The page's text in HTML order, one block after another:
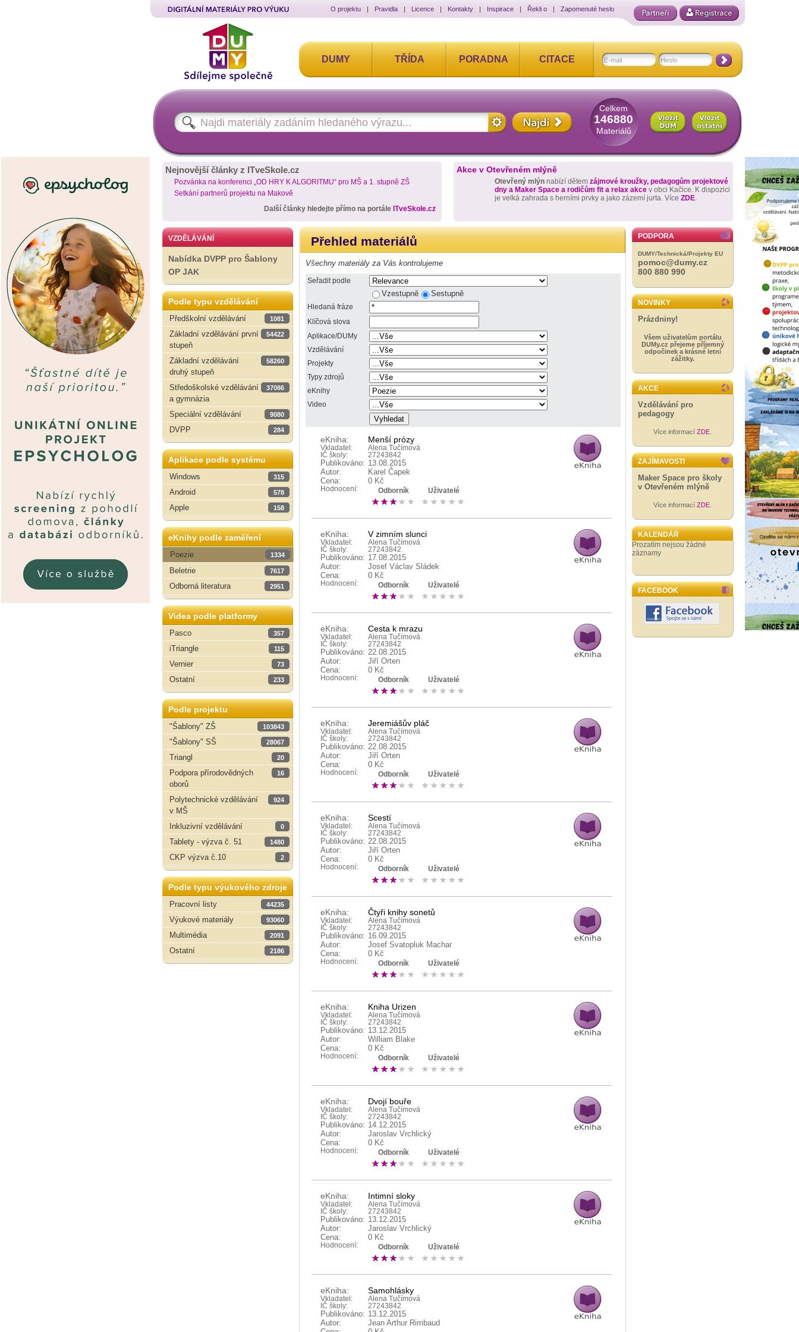
O projektu | Pravidla | Licence | Kontakty | Inspirace | Řekli o | Zapomenuté heslo
DUMY TŘÍDA PORADNA CITACE
Celkem
146880
Materiálů
Nejnovější články z ITveSkole.cz
Pozvánka na konferenci „OD HRY K ALGORITMU“ pro MŠ a 1. stupně ZŠ
Setkání partnerů projektu na Makově
Další články hledejte přímo na portále ITveSkole.cz
Akce v Otevřeném mlýně
Otevřený mlýn nabízí dětem zájmové kroužky, pedagogům projektové
dny a Maker Space a rodičům fit a relax akce v obci Kačice. K dispozici
je velká zahrada s herními prvky a jako zázemí jurta. Více ZDE.
VZDĚLÁVÁNÍ
Nabídka DVPP pro Šablony
OP JAK
Podle typu vzdělávání
Předškolní vzdělávání
1081
Základní vzdělávání první
stupeň
54422
Základní vzdělávání
druhý stupeň
58260
Středoškolské vzdělávání
a gymnázia
37086
Speciální vzdělávání 9080
DVPP 284
Aplikace podle systému
Windows
315
Android 578
Apple 158
eKnihy podle zaměření
Poezie
1334
Beletrie 7617
Odborná literatura 2951
Videa podle platformy
Pasco
357
iTriangle 115
Vernier 73
Ostatní 233
Podle projektu
"Šablony" ZŠ
103843
"Šablony" SŠ 28067
Triangl 20
Podpora přírodovědných
oborů
16
Polytechnické vzdělávání
v MŠ
924
Inkluzivní vzdělávání 0
Tablety - výzva č. 51 1480
CKP výzva č.10 2
Podle typu výukového zdroje
Pracovní listy
44235
Výukové materiály 93060
Multimédia 2091
Ostatní 2186
Přehled materiálů
Všechny materiály za Vás kontrolujeme
Seřadit podle
Vzestupně Sestupně
Hledaná fráze
Klíčová slova
Aplikace/DUMy
Vzdělávání
Projekty
Typy zdrojů
eKnihy
Video
eKniha: Menší prózy
Vkladatel:
Alena Tučímová
IČ školy:
27243842
Publikováno: 13.08.2015
Autor:
Karel Čapek
Cena:
0 Kč
Hodnocení: Odborník Uživatelé
eKniha: V zimním slunci
Vkladatel:
Alena Tučímová
IČ školy:
27243842
Publikováno: 17.08.2015
Autor:
Josef Václav Sládek
Cena:
0 Kč
Hodnocení: Odborník Uživatelé
eKniha: Cesta k mrazu
Vkladatel:
Alena Tučímová
IČ školy:
27243842
Publikováno: 22.08.2015
Autor:
Jiří Orten
Cena:
0 Kč
Hodnocení: Odborník Uživatelé
eKniha: Jeremiášův pláč
Vkladatel:
Alena Tučímová
IČ školy:
27243842
Publikováno: 22.08.2015
Autor:
Jiří Orten
Cena:
0 Kč
Hodnocení: Odborník Uživatelé
eKniha: Scestí
Vkladatel:
Alena Tučímová
IČ školy:
27243842
Publikováno: 22.08.2015
Autor:
Jiří Orten
Cena:
0 Kč
Hodnocení: Odborník Uživatelé
eKniha: Čtyři knihy sonetů
Vkladatel:
Alena Tučímová
IČ školy:
27243842
Publikováno: 16.09.2015
Autor:
Josef Svatopluk Machar
Cena:
0 Kč
Hodnocení: Odborník Uživatelé
eKniha: Kniha Urizen
Vkladatel:
Alena Tučímová
IČ školy:
27243842
Publikováno: 13.12.2015
Autor:
William Blake
Cena:
0 Kč
Hodnocení: Odborník Uživatelé
eKniha: Dvojí bouře
Vkladatel:
Alena Tučímová
IČ školy:
27243842
Publikováno: 14.12.2015
Autor:
Jaroslav Vrchlický
Cena:
0 Kč
Hodnocení: Odborník Uživatelé
eKniha: Intimní sloky
Vkladatel:
Alena Tučímová
IČ školy:
27243842
Publikováno: 13.12.2015
Autor:
Jaroslav Vrchlický
Cena:
0 Kč
Hodnocení: Odborník Uživatelé
eKniha: Samohlásky
Vkladatel:
Alena Tučímová
IČ školy:
27243842
Publikováno: 13.12.2015
Autor:
Jean Arthur Rimbaud
PODPORA
DUMY/Technická/Projekty EU
pomoc@dumy.cz
800 880 990
NOVINKY
Prázdniny!
Všem uživatelům portálu
DUMy.cz přejeme příjemný
odpočinek a krásné letní
zážitky.
AKCE
Vzdělávání pro
pedagogy
Více informací ZDE
ZAJÍMAVOSTI
Maker Space pro školy
v Otevřeném mlýně
Více informací ZDE
KALENDÁŘ
Prozatím nejsou žádné
záznamy
FACEBOOK